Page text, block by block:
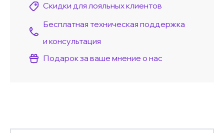
Скидки для лояльных клиентов
Бесплатная техническая поддержка
и консультация
Подарок за ваше мнение о нас